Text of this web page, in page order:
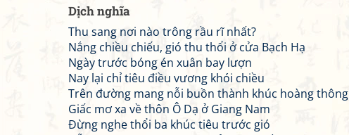
Dịch nghĩa
Thu sang nơi nào trông rầu rĩ nhất?
Nắng chiều chiếu, gió thu thổi ở cửa Bạch Hạ
Ngày trước bóng én xuân bay lượn
Nay lại chỉ tiêu điều vương khói chiều
Trên đường mang nỗi buồn thành khúc hoàng thông
Giấc mơ xa về thôn Ô Dạ ở Giang Nam
Đừng nghe thổi ba khúc tiêu trước gió